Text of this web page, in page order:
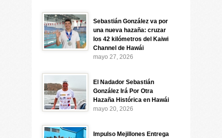
Sebastián González va por
una nueva hazaña: cruzar
los 42 kilómetros del Kaiwi
Channel de Hawái
mayo 27, 2026
El Nadador Sebastián
González Irá Por Otra
Hazaña Histórica en Hawái
mayo 20, 2026
Impulso Mejillones Entrega